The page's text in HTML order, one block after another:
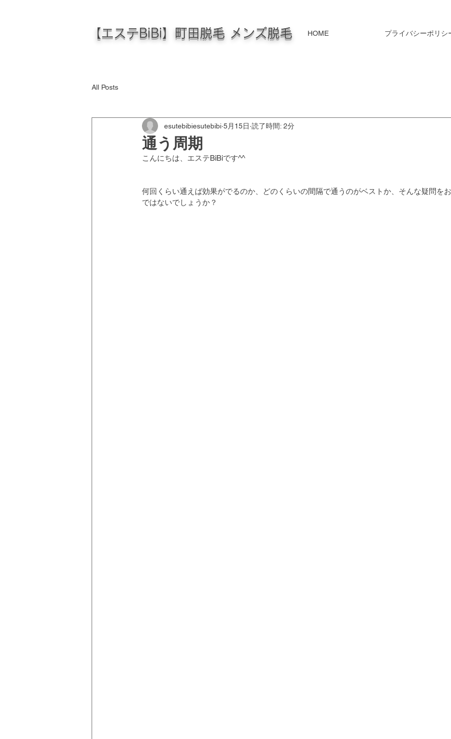
【エステBiBi】町田脱毛 メンズ脱毛 HOME プライバシーポリシ
All Posts
通う周期
esutebibiesutebibi 5月15日 読了時間: 2分
こんにちは、エステBiBiです^^
何回くらい通えば効果がでるのか、どのくらいの間隔で通うのがベストか、そんな疑問を
ではないでしょうか？